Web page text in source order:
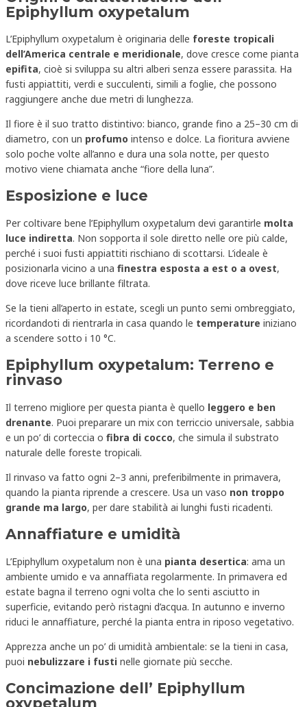
Epiphyllum oxypetalum
L’Epiphyllum oxypetalum è originaria delle foreste tropicali
dell’America centrale e meridionale, dove cresce come pianta
epifita, cioè si sviluppa su altri alberi senza essere parassita. Ha
fusti appiattiti, verdi e succulenti, simili a foglie, che possono
raggiungere anche due metri di lunghezza.
Il fiore è il suo tratto distintivo: bianco, grande fino a 25–30 cm di
diametro, con un profumo intenso e dolce. La fioritura avviene
solo poche volte all’anno e dura una sola notte, per questo
motivo viene chiamata anche “fiore della luna”.
Esposizione e luce
Per coltivare bene l’Epiphyllum oxypetalum devi garantirle molta
luce indiretta. Non sopporta il sole diretto nelle ore più calde,
perché i suoi fusti appiattiti rischiano di scottarsi. L’ideale è
posizionarla vicino a una finestra esposta a est o a ovest,
dove riceve luce brillante filtrata.
Se la tieni all’aperto in estate, scegli un punto semi ombreggiato,
ricordandoti di rientrarla in casa quando le temperature iniziano
a scendere sotto i 10 °C.
Epiphyllum oxypetalum: Terreno e
rinvaso
Il terreno migliore per questa pianta è quello leggero e ben
drenante. Puoi preparare un mix con terriccio universale, sabbia
e un po’ di corteccia o fibra di cocco, che simula il substrato
naturale delle foreste tropicali.
Il rinvaso va fatto ogni 2–3 anni, preferibilmente in primavera,
quando la pianta riprende a crescere. Usa un vaso non troppo
grande ma largo, per dare stabilità ai lunghi fusti ricadenti.
Annaffiature e umidità
L’Epiphyllum oxypetalum non è una pianta desertica: ama un
ambiente umido e va annaffiata regolarmente. In primavera ed
estate bagna il terreno ogni volta che lo senti asciutto in
superficie, evitando però ristagni d’acqua. In autunno e inverno
riduci le annaffiature, perché la pianta entra in riposo vegetativo.
Apprezza anche un po’ di umidità ambientale: se la tieni in casa,
puoi nebulizzare i fusti nelle giornate più secche.
Concimazione dell’ Epiphyllum
oxypetalum